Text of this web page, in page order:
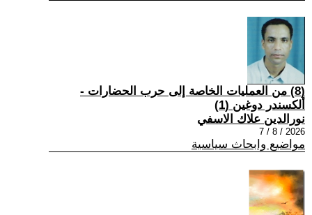
(8) من العمليات الخاصة إلى حرب الحضارات -
ألكسندر دوغين (1)
نورالدين علاك الاسفي
2026 / 8 / 7
مواضيع وابحاث سياسية